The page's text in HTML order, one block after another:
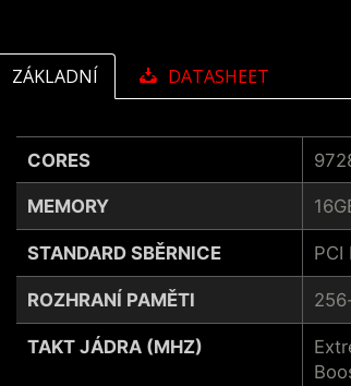
ZÁKLADNÍ DATASHEET
CORES
MEMORY
STANDARD SBĚRNICE
ROZHRANÍ PAMĚTI
TAKT JÁDRA (MHZ)
PCI